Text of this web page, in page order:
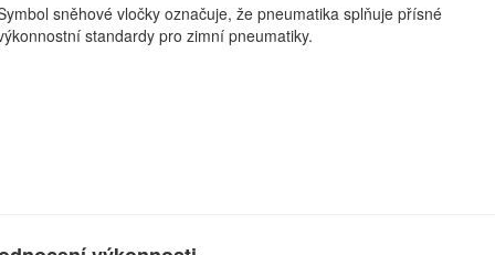
sněhové vločky označuje, že pneumatika splňuje přísné
standardy pro zimní pneumatiky.